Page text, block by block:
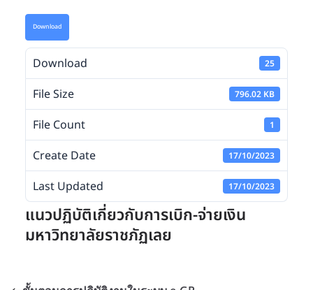
Download
Download 25
File Size 796.02 KB
File Count 1
Create Date 17/10/2023
Last Updated 17/10/2023
แนวปฏิบัติเกี่ยวกับการเบิก-จ่ายเงิน
มหาวิทยาลัยราชภัฏเลย